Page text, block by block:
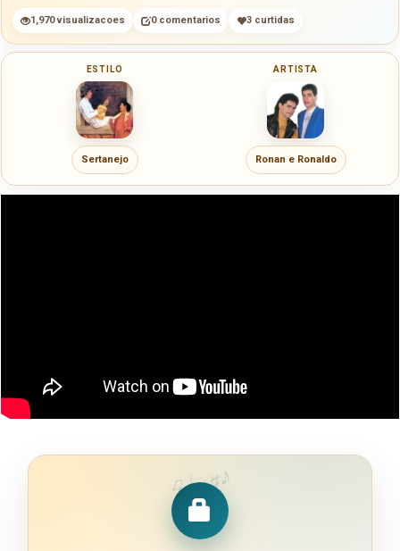
1,970 visualizacoes 0 comentarios 3 curtidas
ESTILO
Sertanejo
ARTISTA
Ronan e Ronaldo
♫♩♯♪